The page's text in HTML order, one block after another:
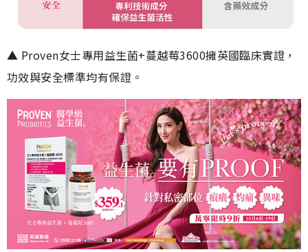
▲ Proven女士專用益生菌+蔓越莓3600擁英國臨床實證，
功效與安全標準均有保證。